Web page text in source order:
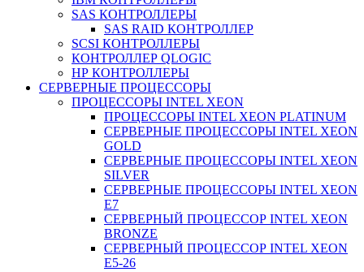
SAS КОНТРОЛЛЕРЫ
SAS RAID КОНТРОЛЛЕР
SCSI КОНТРОЛЛЕРЫ
КОНТРОЛЛЕР QLOGIC
НР КОНТРОЛЛЕРЫ
СЕРВЕРНЫЕ ПРОЦЕССОРЫ
ПРОЦЕССОРЫ INTEL XEON
ПРОЦЕССОРЫ INTEL XEON PLATINUM
СЕРВЕРНЫЕ ПРОЦЕССОРЫ INTEL XEON
GOLD
СЕРВЕРНЫЕ ПРОЦЕССОРЫ INTEL XEON
SILVER
СЕРВЕРНЫЕ ПРОЦЕССОРЫ INTEL XEON
Е7
СЕРВЕРНЫЙ ПРОЦЕССОР INTEL XEON
BRONZE
СЕРВЕРНЫЙ ПРОЦЕССОР INTEL XEON
Е5-26